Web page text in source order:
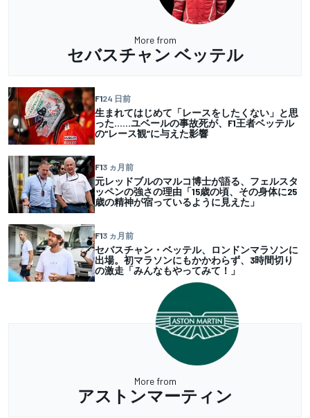
More from
セバスチャン ベッテル
F124 日前
生まれてはじめて「レースをしたくない」と思
った……ユベールの事故死が、F1王者ベッテル
の“レース観”に与えた影響
F13 ヵ月前
元レッドブルのマルコ博士が語る、フェルスタ
ッペンの強さの理由「15歳の頃、その身体に25
歳の精神が宿っているように見えた」
F13 ヵ月前
セバスチャン・ベッテル、ロンドンマラソンに
出場。初マラソンにもかかわらず、3時間切り
の激走「みんなもやってみて！」
More from
アストンマーティン